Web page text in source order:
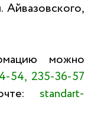
Айвазовского,
можно
54, 235-36-57
standart-